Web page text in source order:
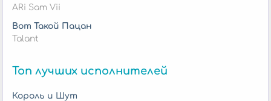
ARi Sam Vii
Вот Такой Пацан
Talant
Топ лучших исполнителей
Король и Шут